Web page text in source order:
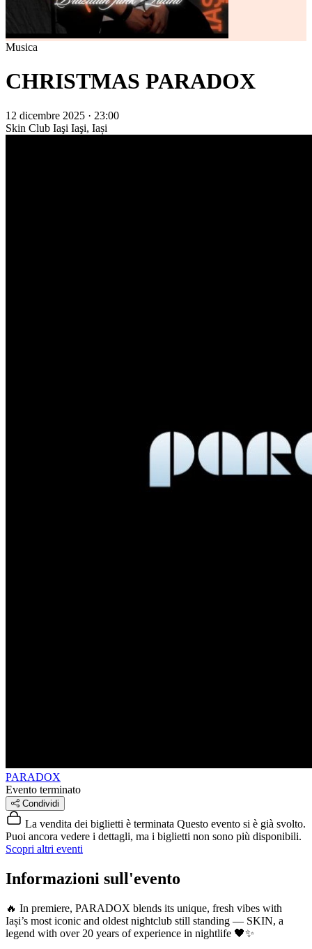
Musica
CHRISTMAS PARADOX
12 dicembre 2025 · 23:00
Skin Club Iaşi Iaşi, Iași
PARADOX
Evento terminato
Condividi
La vendita dei biglietti è terminata Questo evento si è già svolto.
Puoi ancora vedere i dettagli, ma i biglietti non sono più disponibili.
Scopri altri eventi
Informazioni sull'evento
🔥 In premiere, PARADOX blends its unique, fresh vibes with
Iași’s most iconic and oldest nightclub still standing — SKIN, a
legend with over 20 years of experience in nightlife 🖤✨